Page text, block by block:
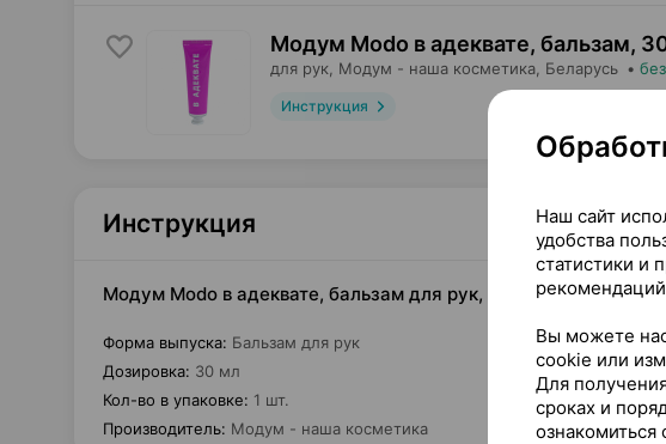
Модум Modo в адеквате, бальзам,
для рук, Модум - наша косметика , Беларусь •
Инструкция
Инструкция
Модум Modo в адеквате, бальзам для рук, 30 мл ×1, Модум -
Форма выпуска: Бальзам для рук
Дозировка: 30 мл
Кол-во в упаковке: 1 шт.
Производитель: Модум - наша косметика
Наш сайт
удобства
статистики и
Вы можете
cookie или
Для
сроках и
ознакомиться